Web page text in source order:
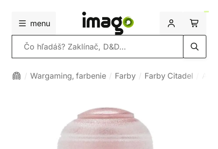
menu
Vyhľadávanie
Wargaming, farbenie Farby Farby Citadel